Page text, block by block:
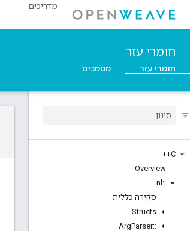
מדריכים
חומרי עזר
חומרי עזר מסמכים
C++
Overview
::
nl
סקירה כללית
Structs
::
ArgParser